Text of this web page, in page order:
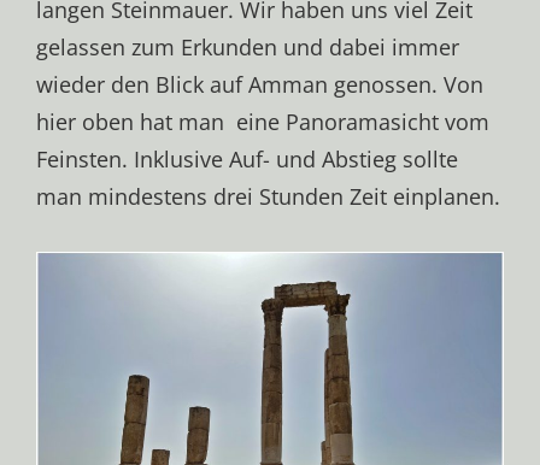
langen Steinmauer. Wir haben uns viel Zeit
gelassen zum Erkunden und dabei immer
wieder den Blick auf Amman genossen. Von
hier oben hat man eine Panoramasicht vom
Feinsten. Inklusive Auf- und Abstieg sollte
man mindestens drei Stunden Zeit einplanen.